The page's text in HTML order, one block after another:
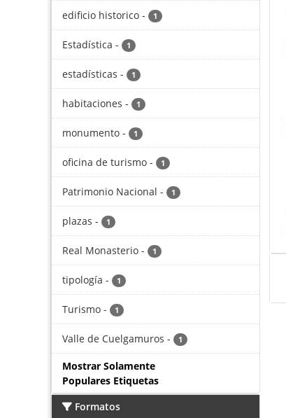
edificio historico - 1
Estadística - 1
estadísticas - 1
habitaciones - 1
monumento - 1
oficina de turismo - 1
Patrimonio Nacional - 1
plazas - 1
Real Monasterio - 1
tipología - 1
Turismo - 1
Valle de Cuelgamuros - 1
Mostrar Solamente
Populares Etiquetas
Formatos